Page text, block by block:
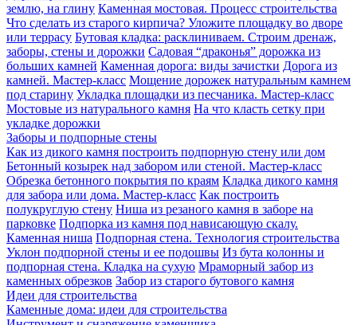
землю, на глину Каменная мостовая. Процесс строительства
Что сделать из старого кирпича? Уложите площадку во дворе
или террасу Бутовая кладка: расклиниваем. Строим дренаж,
заборы, стены и дорожки Садовая “драконья” дорожка из
больших камней Каменная дорога: виды зачистки Дорога из
камней. Мастер-класс Мощение дорожек натуральным камнем
под старину Укладка площадки из песчаника. Мастер-класс
Мостовые из натурального камня На что класть сетку при
укладке дорожки
Заборы и подпорные стены
Как из дикого камня построить подпорную стену или дом
Бетонный козырек над забором или стеной. Мастер-класс
Обрезка бетонного покрытия по краям Кладка дикого камня
для забора или дома. Мастер-класс Как построить
полукруглую стену Ниша из резаного камня в заборе на
парковке Подпорка из камня под нависающую скалу.
Каменная ниша Подпорная стена. Технология строительства
Уклон подпорной стены и ее подошвы Из бута колонны и
подпорная стена. Кладка на сухую Мраморный забор из
каменных обрезков Забор из старого бутового камня
Идеи для строительства
Каменные дома: идеи для строительства